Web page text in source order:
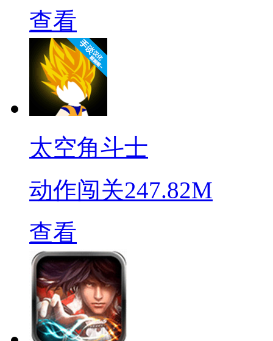
查看
太空角斗士
动作闯关247.82M
查看